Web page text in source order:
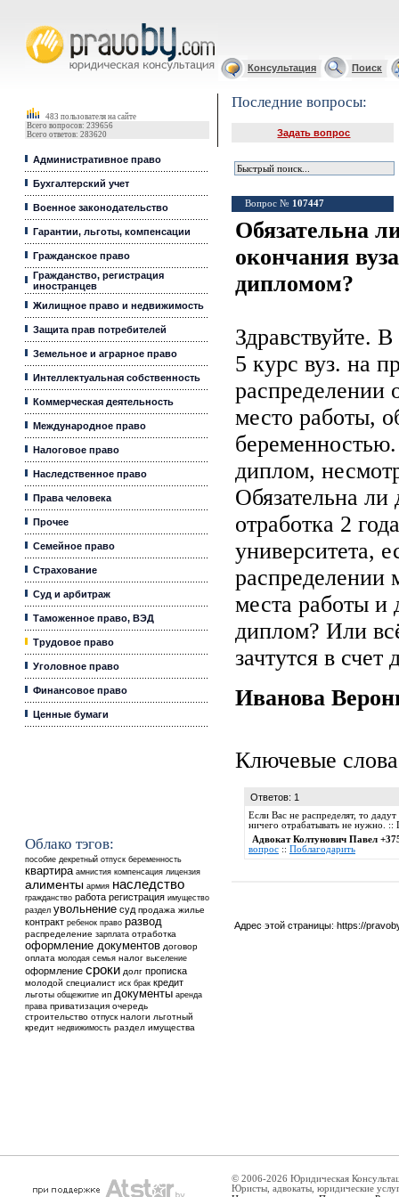
Консультация Поиск
483 пользователя на сайте
Всего вопросов: 239656
Всего ответов: 283620
Административное право
Бухгалтерский учет
Военное законодательство
Гарантии, льготы, компенсации
Гражданское право
Гражданство, регистрация
иностранцев
Жилищное право и недвижимость
Защита прав потребителей
Земельное и аграрное право
Интеллектуальная собственность
Коммерческая деятельность
Международное право
Налоговое право
Наследственное право
Права человека
Прочее
Семейное право
Страхование
Суд и арбитраж
Таможенное право, ВЭД
Трудовое право
Уголовное право
Финансовое право
Ценные бумаги
Облако тэгов:
пособие декретный отпуск беременность
квартира амнистия компенсация лицензия
алименты армия наследство
гражданство работа регистрация имущество
раздел увольнение суд продажа жилье
контракт ребенок право развод
распределение зарплата отработка
оформление документов договор
оплата молодая семья налог выселение
оформление сроки долг прописка
молодой специалист иск брак кредит
льготы общежитие ип документы аренда
права приватизация очередь
строительство отпуск налоги льготный
кредит недвижимость раздел имущества
Последние вопросы:
Задать вопрос
Вопрос № 107447
Обязательна
окончания
дипломом?
Здравствуйте.
5 курс вуз. на
распределении
место работы,
диплом,
Обязательна ли
отработка 2
университета,
распределении
места работы и
диплом? Или
зачтутся в счет
Иванова
Ключевые
Ответов: 1
Если Вас не распределят, то
ничего отрабатывать не нужно.
Адвокат Колтунович Павел
вопрос :: Поблагодарить
Адрес этой страницы: https://
© 2006-2026 Юридическая
Юристы, адвокаты, юридические